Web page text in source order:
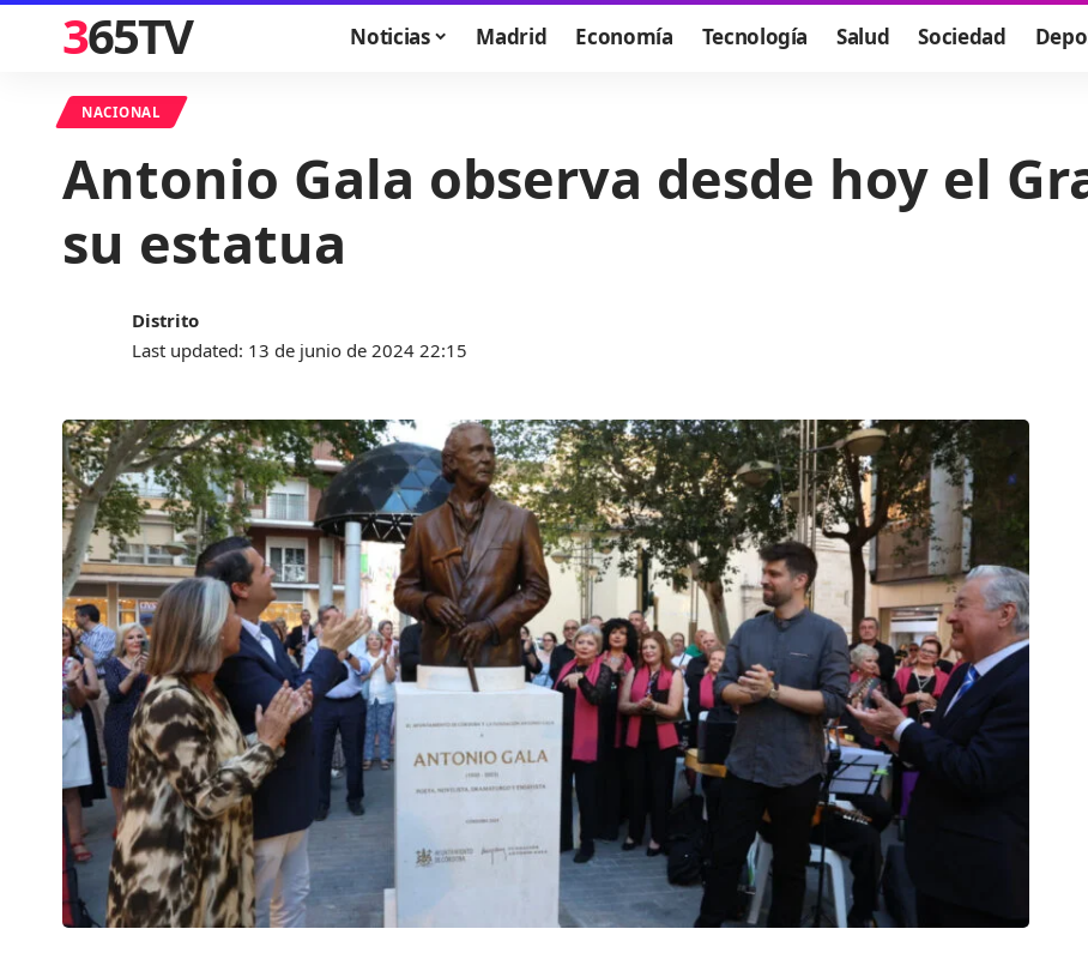
365TV Noticias Madrid Economía Tecnología Salud Sociedad
NACIONAL
Antonio Gala observa desde hoy el
su estatua
Last updated: 13 de junio de 2024 22:15
Distrito